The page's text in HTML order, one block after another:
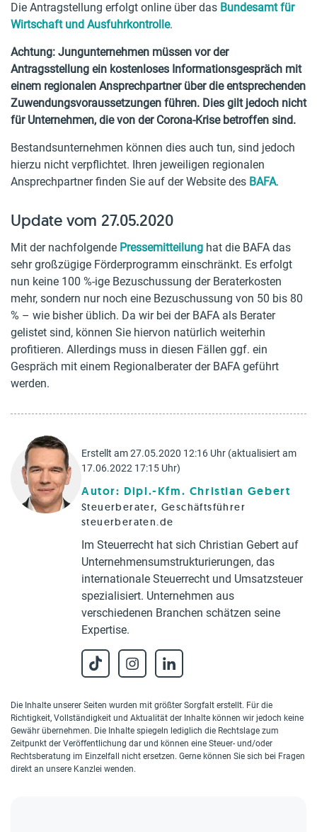
Die Antragstellung erfolgt online über das Bundesamt für
Wirtschaft und Ausfuhrkontrolle.
Achtung: Jungunternehmen müssen vor der
Antragsstellung ein kostenloses Informationsgespräch mit
einem regionalen Ansprechpartner über die entsprechenden
Zuwendungsvoraussetzungen führen. Dies gilt jedoch nicht
für Unternehmen, die von der Corona-Krise betroffen sind.
Bestandsunternehmen können dies auch tun, sind jedoch
hierzu nicht verpflichtet. Ihren jeweiligen regionalen
Ansprechpartner finden Sie auf der Website des BAFA.
Update vom 27.05.2020
Mit der nachfolgende Pressemitteilung hat die BAFA das
sehr großzügige Förderprogramm einschränkt. Es erfolgt
nun keine 100 %-ige Bezuschussung der Beraterkosten
mehr, sondern nur noch eine Bezuschussung von 50 bis 80
% – wie bisher üblich. Da wir bei der BAFA als Berater
gelistet sind, können Sie hiervon natürlich weiterhin
profitieren. Allerdings muss in diesen Fällen ggf. ein
Gespräch mit einem Regionalberater der BAFA geführt
werden.
Erstellt am 27.05.2020 12:16 Uhr (aktualisiert am
17.06.2022 17:15 Uhr)
Autor: Dipl.-Kfm. Christian Gebert
Steuerberater, Geschäftsführer
steuerberaten.de
Im Steuerrecht hat sich Christian Gebert auf
Unternehmensumstrukturierungen, das
internationale Steuerrecht und Umsatzsteuer
spezialisiert. Unternehmen aus
verschiedenen Branchen schätzen seine
Expertise.
Die Inhalte unserer Seiten wurden mit größter Sorgfalt erstellt. Für die
Richtigkeit, Vollständigkeit und Aktualität der Inhalte können wir jedoch keine
Gewähr übernehmen. Die Inhalte spiegeln lediglich die Rechtslage zum
Zeitpunkt der Veröffentlichung dar und können eine Steuer- und/oder
Rechtsberatung im Einzelfall nicht ersetzen. Gerne können Sie sich bei Fragen
direkt an unsere Kanzlei wenden.